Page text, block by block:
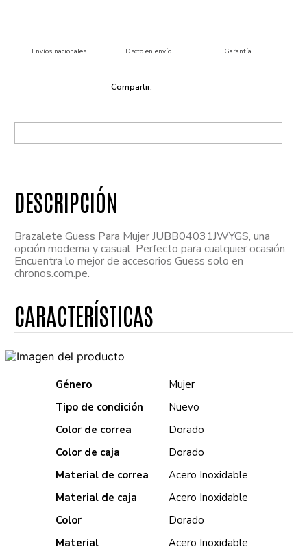
Envíos nacionales Dscto en envío Garantía
Brazalete Guess Para Mujer JUBB04031JWYGS, una
opción moderna y casual. Perfecto para cualquier ocasión.
Encuentra lo mejor de accesorios Guess solo en
chronos.com.pe.
Género
Mujer
Tipo de condición
Nuevo
Color de correa
Dorado
Color de caja
Dorado
Material de correa
Acero Inoxidable
Material de caja
Acero Inoxidable
Color
Dorado
Material
Acero Inoxidable